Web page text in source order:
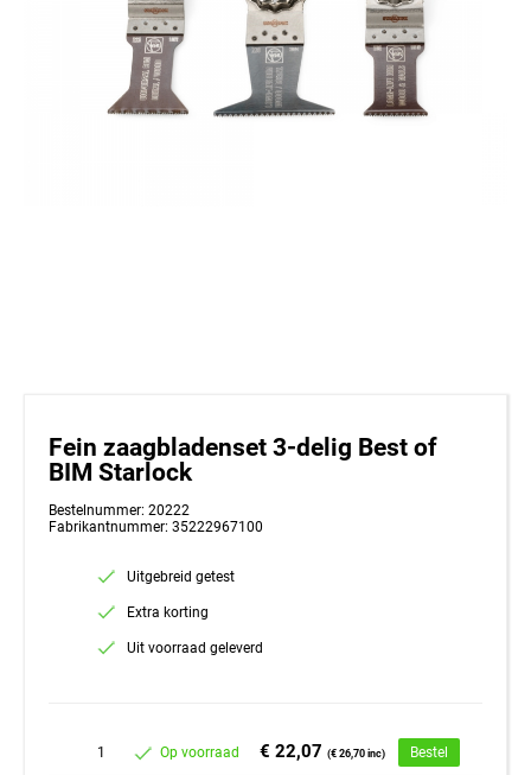
Fein zaagbladenset 3-delig Best of
BIM Starlock
Bestelnummer: 20222
Fabrikantnummer: 35222967100
Uitgebreid getest
Extra korting
Uit voorraad geleverd
1 Op voorraad € 22,07(€ 26,70 inc) Bestel